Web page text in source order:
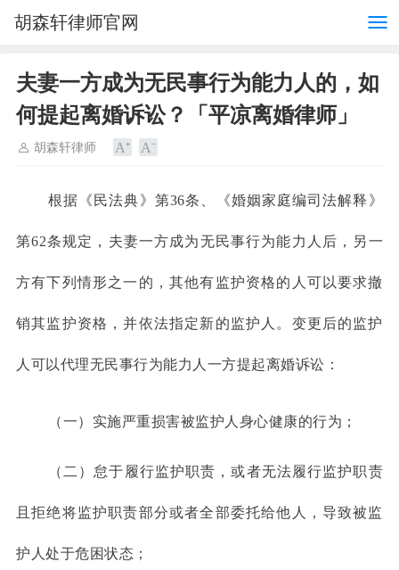
胡森轩律师官网
夫妻一方成为无民事行为能力人的，如
何提起离婚诉讼？「平凉离婚律师」
胡森轩律师
根据《民法典》第36条、《婚姻家庭编司法解释》
第62条规定，夫妻一方成为无民事行为能力人后，另一
方有下列情形之一的，其他有监护资格的人可以要求撤
销其监护资格，并依法指定新的监护人。变更后的监护
人可以代理无民事行为能力人一方提起离婚诉讼：
（一）实施严重损害被监护人身心健康的行为；
（二）怠于履行监护职责，或者无法履行监护职责
且拒绝将监护职责部分或者全部委托给他人，导致被监
护人处于危困状态；